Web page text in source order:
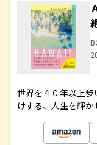
世界を４０年以上
けする、人生を輝